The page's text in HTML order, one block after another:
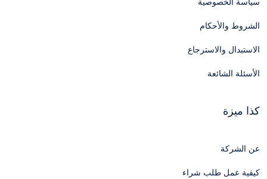
الشروط والأحكام
الاستبدال والاسترجاع
الأسئلة الشائعة
كذا ميزة
عن الشركة
كيفية عمل طلب شراء